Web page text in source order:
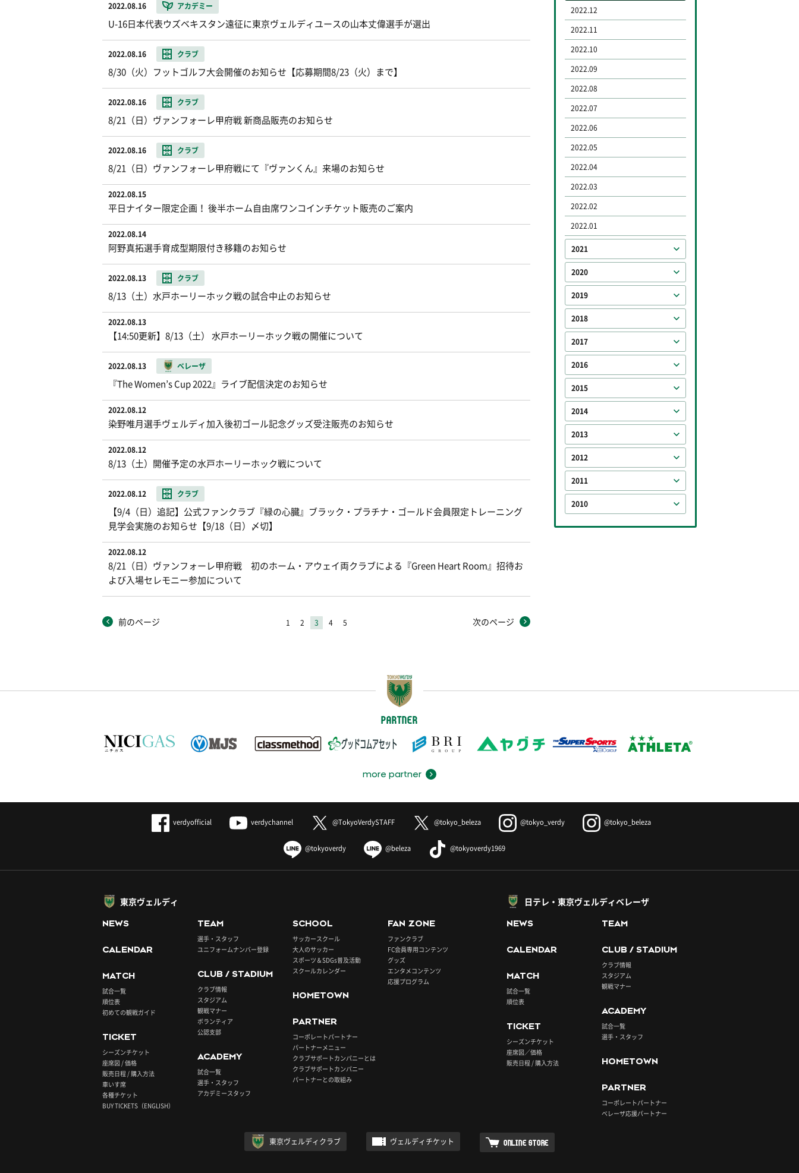
2022.08.16 アカデミー
U-16日本代表ウズベキスタン遠征に東京ヴェルディユースの山本丈偉選手が選出
2022.08.16 クラブ
8/30（火）フットゴルフ大会開催のお知らせ【応募期間8/23（火）まで】
2022.08.16 クラブ
8/21（日）ヴァンフォーレ甲府戦 新商品販売のお知らせ
2022.08.16 クラブ
8/21（日）ヴァンフォーレ甲府戦にて『ヴァンくん』来場のお知らせ
2022.08.15
平日ナイター限定企画！ 後半ホーム自由席ワンコインチケット販売のご案内
2022.08.14
阿野真拓選手育成型期限付き移籍のお知らせ
2022.08.13 クラブ
8/13（土）水戸ホーリーホック戦の試合中止のお知らせ
2022.08.13
【14:50更新】8/13（土） 水戸ホーリーホック戦の開催について
2022.08.13 ベレーザ
『The Women’s Cup 2022』ライブ配信決定のお知らせ
2022.08.12
染野唯月選手ヴェルディ加入後初ゴール記念グッズ受注販売のお知らせ
2022.08.12
8/13（土）開催予定の水戸ホーリーホック戦について
2022.08.12 クラブ
【9/4（日）追記】公式ファンクラブ『緑の心臓』ブラック・プラチナ・ゴールド会員限定トレーニング
見学会実施のお知らせ【9/18（日）〆切】
2022.08.12
8/21（日）ヴァンフォーレ甲府戦 初のホーム・アウェイ両クラブによる『Green Heart Room』招待お
よび入場セレモニー参加について
前のページ 1 2 3 4 5 次のページ
2022.12
2022.11
2022.10
2022.09
2022.08
2022.07
2022.06
2022.05
2022.04
2022.03
2022.02
2022.01
2021
2020
2019
2018
2017
2016
2015
2014
2013
2012
2011
2010
PARTNER
more partner
verdyofficial verdychannel @TokyoVerdySTAFF @tokyo_beleza @tokyo_verdy @tokyo_beleza
@tokyoverdy @beleza @tokyoverdy1969
東京ヴェルディ
NEWS
CALENDAR
MATCH
試合一覧
順位表
初めての観戦ガイド
TICKET
シーズンチケット
座席図 / 価格
販売日程 / 購入方法
車いす席
各種チケット
BUY TICKETS（ENGLISH）
TEAM
選手・スタッフ
ユニフォームナンバー登録
CLUB / STADIUM
クラブ情報
スタジアム
観戦マナー
ボランティア
公認支部
ACADEMY
試合一覧
選手・スタッフ
アカデミースタッフ
SCHOOL
サッカースクール
大人のサッカー
スポーツ＆SDGs普及活動
スクールカレンダー
HOMETOWN
PARTNER
コーポレートパートナー
パートナーメニュー
クラブサポートカンパニーとは
クラブサポートカンパニー
パートナーとの取組み
FAN ZONE
ファンクラブ
FC会員専用コンテンツ
グッズ
エンタメコンテンツ
応援プログラム
日テレ・東京ヴェルディベレーザ
NEWS
CALENDAR
MATCH
試合一覧
順位表
TICKET
シーズンチケット
座席図／価格
販売日程 / 購入方法
TEAM
CLUB / STADIUM
クラブ情報
スタジアム
観戦マナー
ACADEMY
試合一覧
選手・スタッフ
HOMETOWN
PARTNER
コーポレートパートナー
ベレーザ応援パートナー
東京ヴェルディクラブ ヴェルディチケット ONLINE STORE